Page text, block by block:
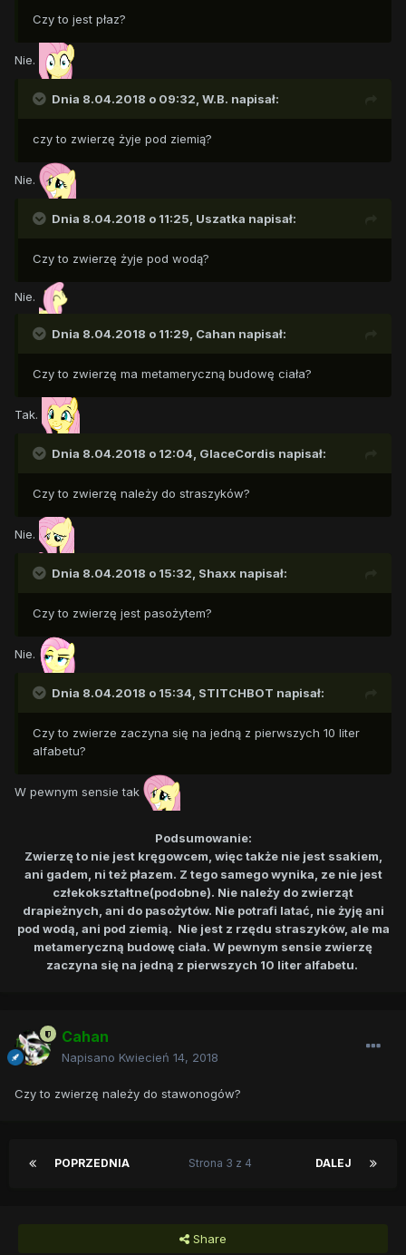
Czy to jest płaz?
Nie.
Dnia 8.04.2018 o 09:32, W.B. napisał:
czy to zwierzę żyje pod ziemią?
Nie.
Dnia 8.04.2018 o 11:25, Uszatka napisał:
Czy to zwierzę żyje pod wodą?
Nie.
Dnia 8.04.2018 o 11:29, Cahan napisał:
Czy to zwierzę ma metameryczną budowę ciała?
Tak.
Dnia 8.04.2018 o 12:04, GlaceCordis napisał:
Czy to zwierzę należy do straszyków?
Nie.
Dnia 8.04.2018 o 15:32, Shaxx napisał:
Czy to zwierzę jest pasożytem?
Nie.
Dnia 8.04.2018 o 15:34, STITCHBOT napisał:
Czy to zwierze zaczyna się na jedną z pierwszych 10 liter
alfabetu?
W pewnym sensie tak
Podsumowanie:
Zwierzę to nie jest kręgowcem, więc także nie jest ssakiem,
ani gadem, ni też płazem. Z tego samego wynika, ze nie jest
człekokształtne(podobne). Nie należy do zwierząt
drapieżnych, ani do pasożytów. Nie potrafi latać, nie żyję ani
pod wodą, ani pod ziemią. Nie jest z rzędu straszyków, ale ma
metameryczną budowę ciała. W pewnym sensie zwierzę
zaczyna się na jedną z pierwszych 10 liter alfabetu.
Cahan
Napisano Kwiecień 14, 2018
Czy to zwierzę należy do stawonogów?
POPRZEDNIA DALEJ
Strona 3 z 4
Share